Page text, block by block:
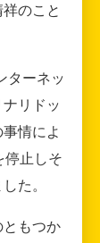
のこと
ターネッ
リドッ
情によ
停止しそ
た。
もつか